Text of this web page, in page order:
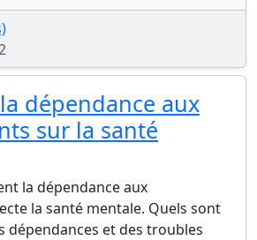
dépendance aux
sur la santé
la dépendance aux
la santé mentale. Quels sont
dépendances et des troubles